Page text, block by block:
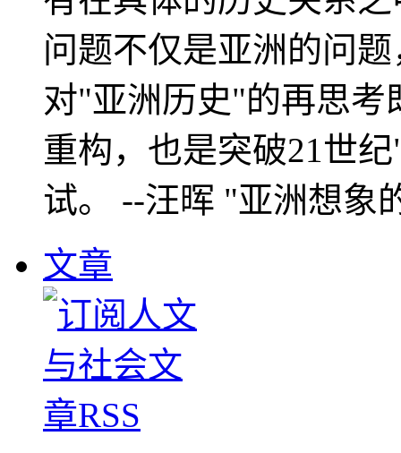
问题不仅是亚洲的问
对"亚洲历史"的再思考
重构，也是突破21世
试。 --汪晖 "亚洲想象
文章